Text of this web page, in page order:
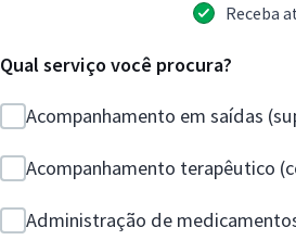
Receba
Qual serviço você procura?
Acompanhamento em saídas
Acompanhamento terapêutico
Administração de